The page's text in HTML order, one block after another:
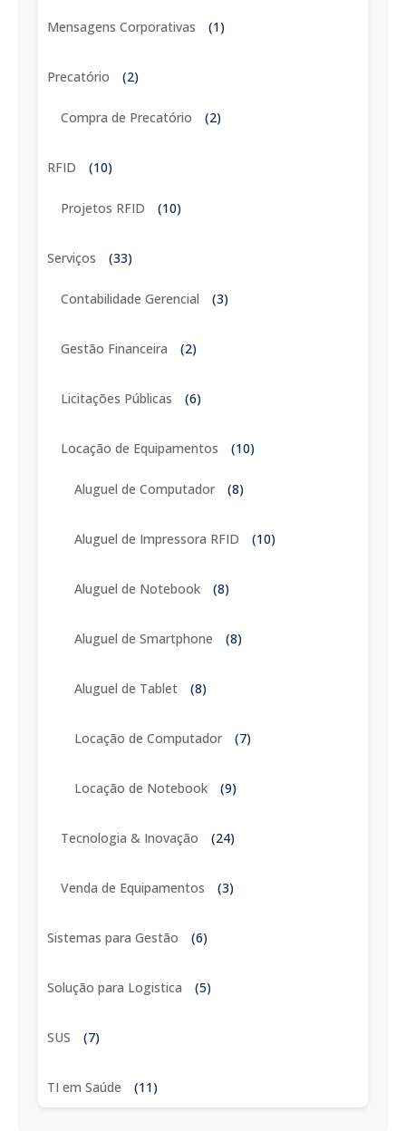
Mensagens Corporativas (1)
Precatório (2)
Compra de Precatório (2)
RFID (10)
Projetos RFID (10)
Serviços (33)
Contabilidade Gerencial (3)
Gestão Financeira (2)
Licitações Públicas (6)
Locação de Equipamentos (10)
Aluguel de Computador (8)
Aluguel de Impressora RFID (10)
Aluguel de Notebook (8)
Aluguel de Smartphone (8)
Aluguel de Tablet (8)
Locação de Computador (7)
Locação de Notebook (9)
Tecnologia & Inovação (24)
Venda de Equipamentos (3)
Sistemas para Gestão (6)
Solução para Logistica (5)
SUS (7)
TI em Saúde (11)